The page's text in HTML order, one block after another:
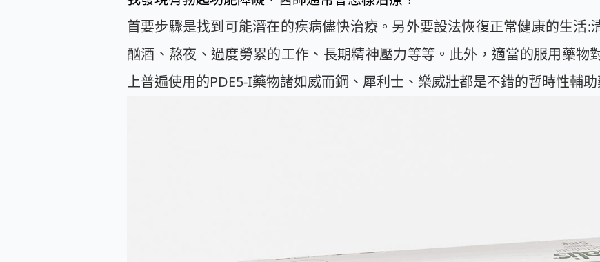
首要步驟是找到可能潛在的疾病儘快治療。另外要設法恢復正常健康的生活:
酗酒、熬夜、過度勞累的工作、長期精神壓力等等。此外，適當的服用藥物
上普遍使用的PDE5-I藥物諸如威而鋼、犀利士、樂威壯都是不錯的暫時性輔助